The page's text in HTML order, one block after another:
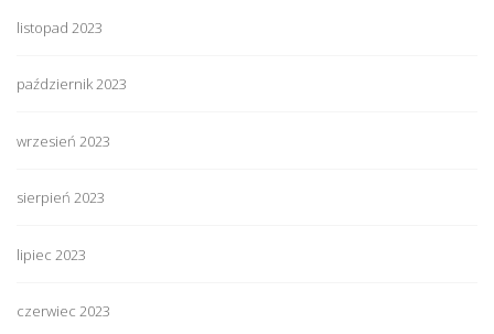
listopad 2023
październik 2023
wrzesień 2023
sierpień 2023
lipiec 2023
czerwiec 2023